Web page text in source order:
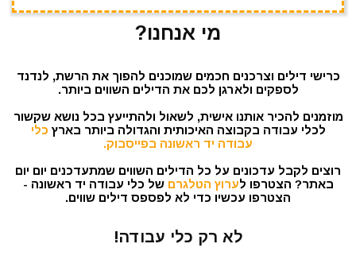
מי אנחנו?
כרישי דילים וצרכנים חכמים שמוכנים להפוך את הרשת, לנדנד
לספקים ולארגן לכם את הדילים השווים ביותר.
מוזמנים להכיר אותנו אישית, לשאול ולהתייעץ בכל נושא שקשור
לכלי עבודה בקבוצה האיכותית והגדולה ביותר בארץ כלי
עבודה יד ראשונה בפייסבוק.
רוצים לקבל עדכונים על כל הדילים השווים שמתעדכנים יום יום
באתר? הצטרפו לערוץ הטלגרם של כלי עבודה יד ראשונה -
הצטרפו עכשיו כדי לא לפספס דילים שווים.
לא רק כלי עבודה!